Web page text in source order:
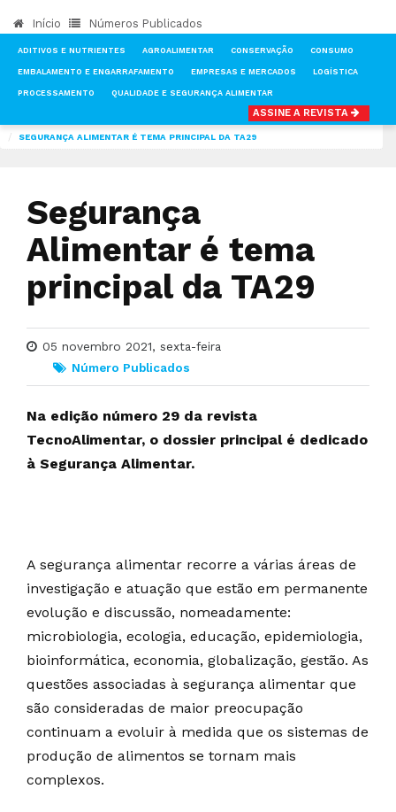
Início Números Publicados
ADITIVOS E NUTRIENTES AGROALIMENTAR CONSERVAÇÃO CONSUMO
EMBALAMENTO E ENGARRAFAMENTO EMPRESAS E MERCADOS LOGÍSTICA
PROCESSAMENTO QUALIDADE E SEGURANÇA ALIMENTAR
ASSINE A REVISTA
NÚMEROS PUBLICADOS DA REVISTA TECNOALIMENTAR
SEGURANÇA ALIMENTAR É TEMA PRINCIPAL DA TA29
Segurança
Alimentar é tema
principal da TA29
05 novembro 2021, sexta-feira
Número Publicados
Na edição número 29 da revista
TecnoAlimentar, o dossier principal é dedicado
à Segurança Alimentar.
A segurança alimentar recorre a várias áreas de
investigação e atuação que estão em permanente
evolução e discussão, nomeadamente:
microbiologia, ecologia, educação, epidemiologia,
bioinformática, economia, globalização, gestão. As
questões associadas à segurança alimentar que
são consideradas de maior preocupação
continuam a evoluir à medida que os sistemas de
produção de alimentos se tornam mais
complexos.